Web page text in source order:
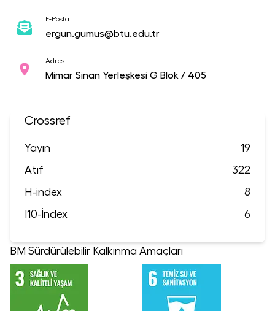
E-Posta
ergun.gumus@btu.edu.tr
Adres
Mimar Sinan Yerleşkesi G Blok / 405
Crossref
Yayın
19
Atıf
322
H-index
8
I10-İndex
6
BM Sürdürülebilir Kalkınma Amaçları